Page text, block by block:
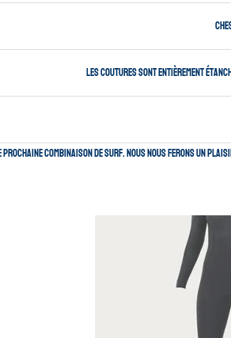
Les coutures sont entièrement
combinaison de surf. Nous nous ferons un